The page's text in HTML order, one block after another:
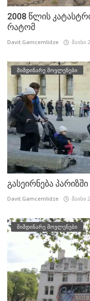
2008 წლის
რატომ
Davit.Gamcemlidze მაისი
მიმდინარე მოვლენები
გასეირნება პარიზში
Davit.Gamcemlidze მაისი
მიმდინარე მოვლენები